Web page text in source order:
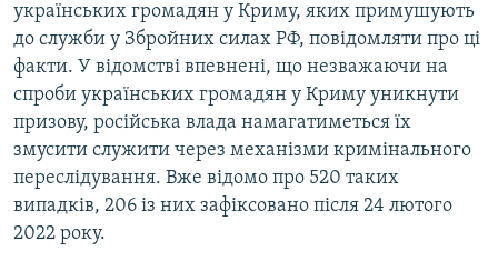
українських громадян у Криму, яких примушують
до служби у Збройних силах РФ, повідомляти про ці
факти. У відомстві впевнені, що незважаючи на
спроби українських громадян у Криму уникнути
призову, російська влада намагатиметься їх
змусити служити через механізми кримінального
переслідування. Вже відомо про 520 таких
випадків, 206 із них зафіксовано після 24 лютого
2022 року.